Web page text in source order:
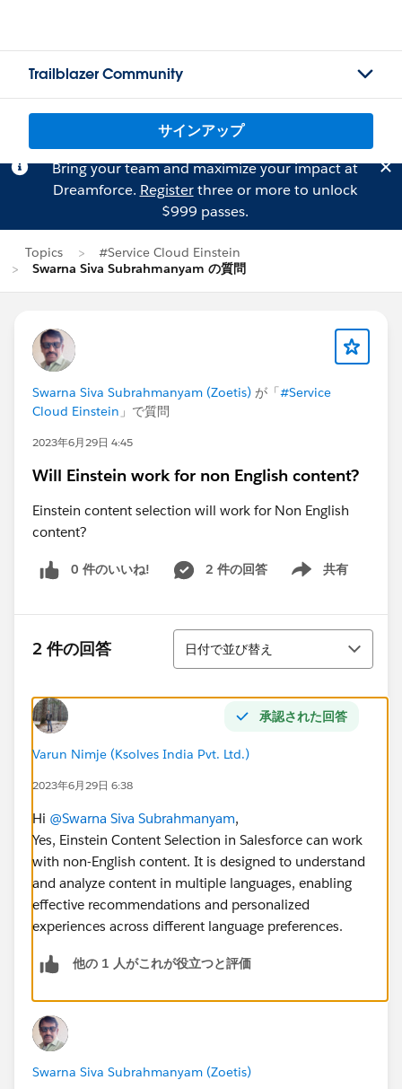
Trailblazer Community
サインアップ
Bring your team and maximize your impact at
Dreamforce. Registerthree or more to unlock
$999 passes.
Topics
#Service Cloud Einstein
Swarna Siva Subrahmanyam の質問
Swarna Siva Subrahmanyam (Zoetis) が「#Service
Cloud Einstein 」で質問
2023年6月29日 4:45
Will Einstein work for non English content?
Einstein content selection will work for Non English
content?
0 件のいいね! 2 件の回答 共有
Show menu
2 件の回答
並び替え
日付で並び替え
承認された回答
Varun Nimje (Ksolves India Pvt. Ltd.)
2023年6月29日 6:38
Hi @Swarna Siva Subrahmanyam,
Yes, Einstein Content Selection in Salesforce can work
with non-English content. It is designed to understand
and analyze content in multiple languages, enabling
effective recommendations and personalized
experiences across different language preferences.
他の 1 人がこれが役立つと評価
Swarna Siva Subrahmanyam (Zoetis)